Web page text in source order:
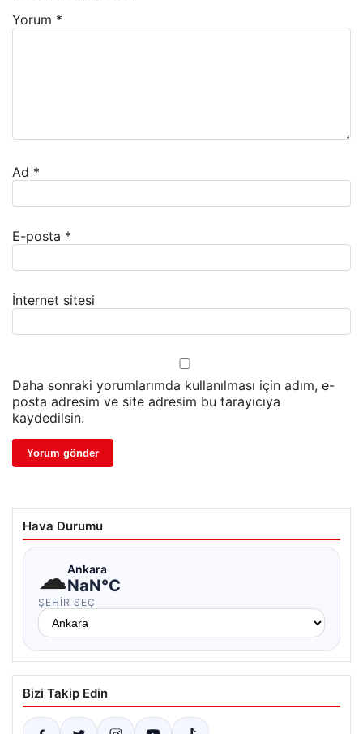
Yorum *
Ad *
E-posta *
İnternet sitesi
Daha sonraki yorumlarımda kullanılması için adım, e-
posta adresim ve site adresim bu tarayıcıya
kaydedilsin.
Hava Durumu
☁Ankara
NaN°C
ŞEHIR SEÇ
Bizi Takip Edin